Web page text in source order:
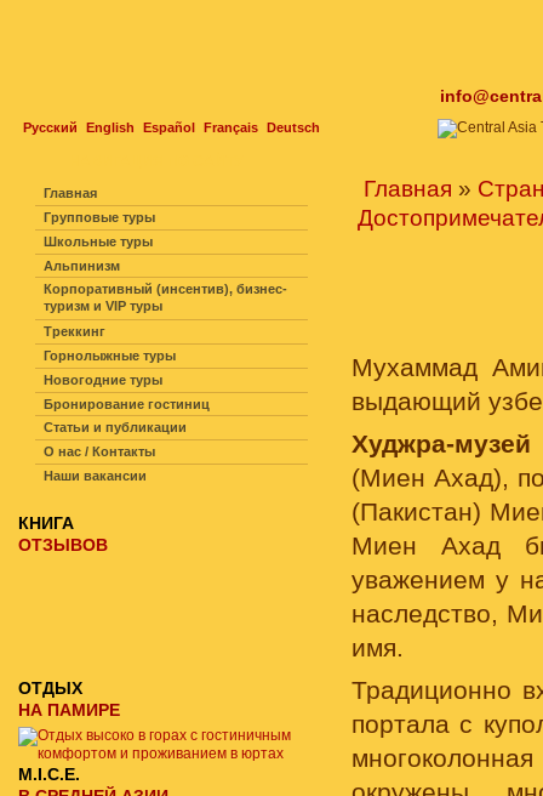
Русский English Español Français Deutsch
Главная »
Мухаммад
выдающий
Худжра-
(Миен Ахад),
(Пакистан)
Миен Ахад
уважением у
наследство,
имя.
Традиционно
портала с
Главная
Групповые туры
Школьные туры
Альпинизм
Корпоративный (инсентив), бизнес-
туризм и VIP туры
Треккинг
Горнолыжные туры
Новогодние туры
Бронирование гостиниц
Статьи и публикации
О нас / Контакты
Наши вакансии
КНИГА
ОТЗЫВОВ
ОТДЫХ
НА ПАМИРЕ
M.I.C.E.